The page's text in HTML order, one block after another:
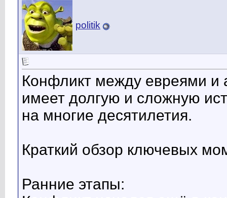
politik
Конфликт между евреями и
имеет долгую и сложную
на многие десятилетия.
Краткий обзор ключевых
Ранние этапы: